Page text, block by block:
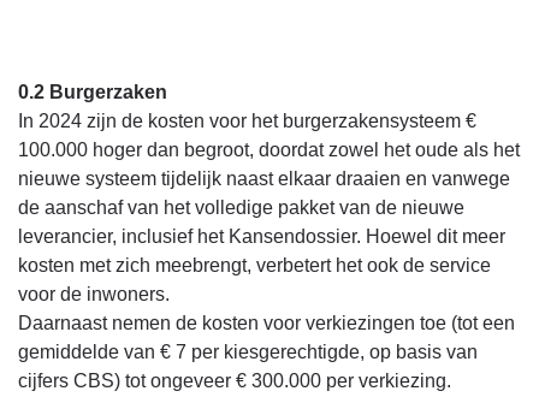
navigatie
Financieel
overzicht
programma
Toelichting
afwijking
0.2 Burgerzaken
In 2024 zijn de kosten voor het burgerzakensysteem €
100.000 hoger dan begroot, doordat zowel het oude als het
nieuwe systeem tijdelijk naast elkaar draaien en vanwege
de aanschaf van het volledige pakket van de nieuwe
leverancier, inclusief het Kansendossier. Hoewel dit meer
kosten met zich meebrengt, verbetert het ook de service
voor de inwoners.
Daarnaast nemen de kosten voor verkiezingen toe (tot een
gemiddelde van € 7 per kiesgerechtigde, op basis van
cijfers CBS) tot ongeveer € 300.000 per verkiezing.